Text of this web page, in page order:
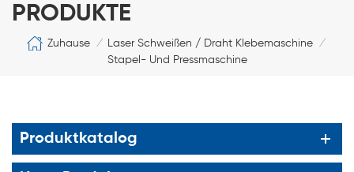
PRODUKTE
Zuhause / Laser Schweißen / Draht Klebemaschine /
Stapel- Und Pressmaschine
Produktkatalog